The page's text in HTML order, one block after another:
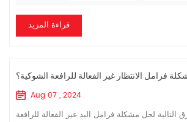
قراءة المزيد
فرامل الانتظار غير الفعالة للرافعة الشوكية؟
Aug 07 , 2024
لحل مشكلة فرامل اليد غير الفعالة للرافعة